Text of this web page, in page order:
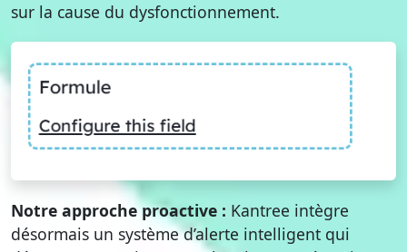
sur la cause du dysfonctionnement.
Notre approche proactive : Kantree intègre
désormais un système d’alerte intelligent qui